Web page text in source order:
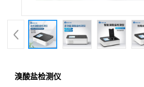
溴酸盐检测仪